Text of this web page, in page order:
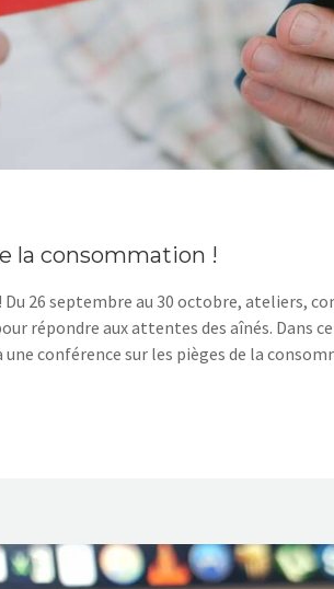
la consommation !
Du 26 septembre au 30 octobre, ateliers,
répondre aux attentes des aînés. Dans ce
conférence sur les pièges de la